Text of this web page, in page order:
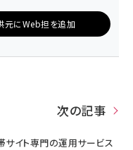
元にWeb担を追加
次の記事
サイト専門の運用サービス